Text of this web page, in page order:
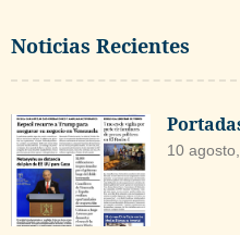
Noticias Recientes
10